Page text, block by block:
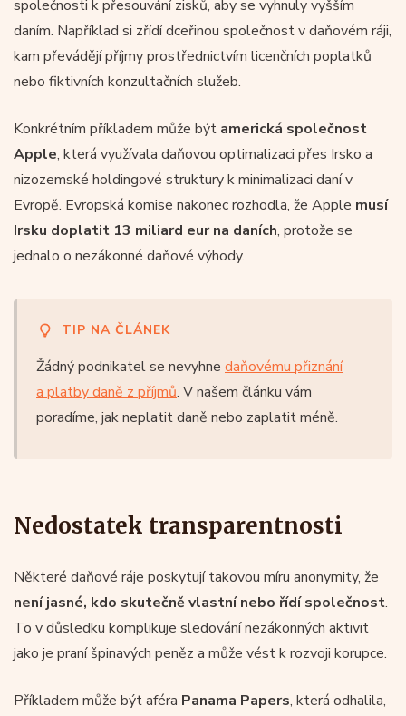
společnosti k přesouvání zisků, aby se vyhnuly vyšším
daním. Například si zřídí dceřinou společnost v daňovém ráji,
kam převádějí příjmy prostřednictvím licenčních poplatků
nebo fiktivních konzultačních služeb.
Konkrétním příkladem může být americká společnost
Apple, která využívala daňovou optimalizaci přes Irsko a
nizozemské holdingové struktury k minimalizaci daní v
Evropě. Evropská komise nakonec rozhodla, že Apple musí
Irsku doplatit 13 miliard eur na daních, protože se
jednalo o nezákonné daňové výhody.
TIP NA ČLÁNEK
Žádný podnikatel se nevyhne daňovému přiznání
a platby daně z příjmů. V našem článku vám
poradíme, jak neplatit daně nebo zaplatit méně.
Nedostatek transparentnosti
Některé daňové ráje poskytují takovou míru anonymity, že
není jasné, kdo skutečně vlastní nebo řídí společnost.
To v důsledku komplikuje sledování nezákonných aktivit
jako je praní špinavých peněz a může vést k rozvoji korupce.
Příkladem může být aféra Panama Papers, která odhalila,